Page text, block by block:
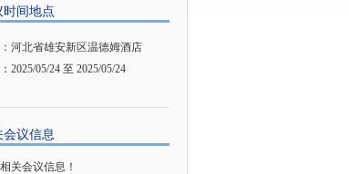
时间地点
河北省雄安新区温德姆酒店
2025/05/24 至 2025/05/24
会议信息
关会议信息！